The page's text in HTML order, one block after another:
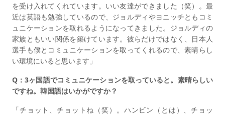
を受け入れてくれています。いい友達ができました（笑）。最
近は英語も勉強しているので、ジョルディやヨニッチともコミ
ュニケーションを取れるようになってきました。ジョルディの
家族ともいい関係を築けています。彼らだけではなく、日本人
選手も僕とコミュニケーションを取ってくれるので、素晴らし
い環境にいると思います」
Q：3ヶ国語でコミュニケーションを取っていると。素晴らしい
ですね。韓国語はいかがですか？
「チョット、チョットね（笑）。ハンビン（とは）、チョッ